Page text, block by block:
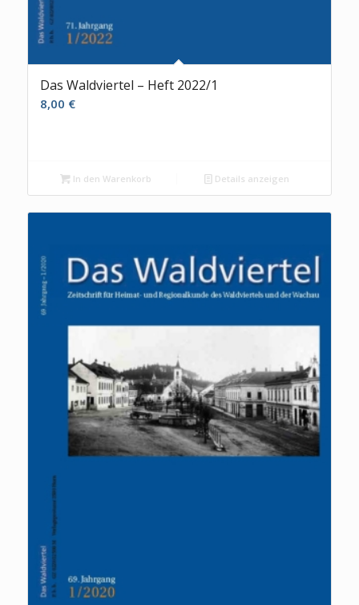
Das Waldviertel – Heft 2022/1
8,00 €
In den Warenkorb Details anzeigen